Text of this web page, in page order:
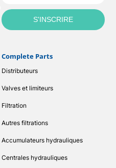
Complete Parts
Distributeurs
Valves et limiteurs
Filtration
Autres filtrations
Accumulateurs hydrauliques
Centrales hydrauliques